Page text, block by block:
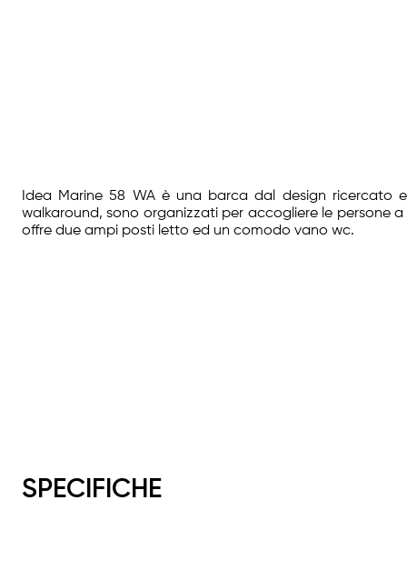
Idea Marine 58 WA è una barca dal design ricercato
walkaround, sono organizzati per accogliere le persone
offre due ampi posti letto ed un comodo vano wc.
SPECIFICHE